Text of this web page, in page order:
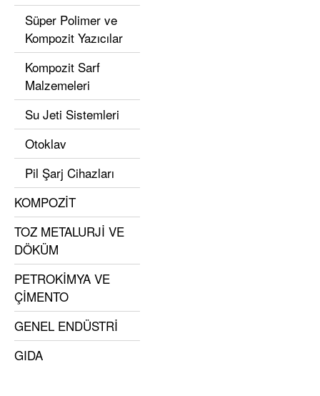
Süper Polimer ve
Kompozit Yazıcılar
Kompozit Sarf
Malzemeleri
Su Jeti Sistemleri
Otoklav
Pil Şarj Cihazları
KOMPOZİT
TOZ METALURJİ VE
DÖKÜM
PETROKİMYA VE
ÇİMENTO
GENEL ENDÜSTRİ
GIDA